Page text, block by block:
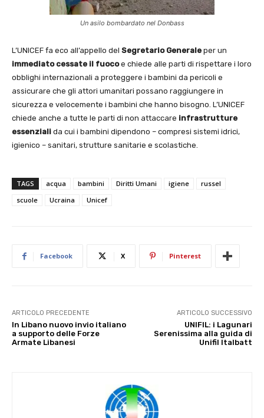
Un asilo bombardato nel Donbass
L’UNICEF fa eco all’appello del Segretario Generale per un
immediato cessate il fuocoe chiede alle parti di rispettare i loro
obblighi internazionali a proteggere i bambini da pericoli e
assicurare che gli attori umanitari possano raggiungere in
sicurezza e velocemente i bambini che hanno bisogno. L’UNICEF
chiede anche a tutte le parti di non attaccare infrastrutture
essenziali da cui i bambini dipendono – compresi sistemi idrici,
igienico – sanitari, strutture sanitarie e scolastiche.
TAGS acqua bambini Diritti Umani igiene
russel
scuole
Ucraina Unicef
Facebook X Pinterest
ARTICOLO PRECEDENTE
In Libano nuovo invio italiano
a supporto delle Forze
Armate Libanesi
ARTICOLO SUCCESSIVO
UNIFIL: i Lagunari
Serenissima alla guida di
Unifil Italbatt